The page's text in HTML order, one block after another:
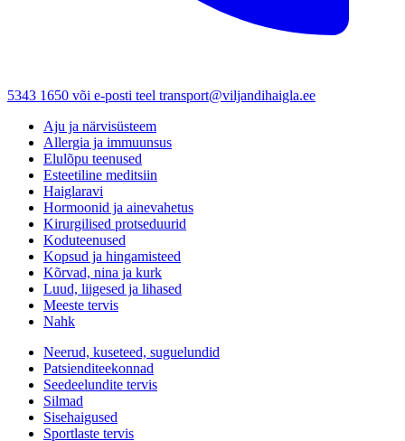
5343 1650 või e-posti teel transport@viljandihaigla.ee
Aju ja närvisüsteem
Allergia ja immuunsus
Elulõpu teenused
Esteetiline meditsiin
Haiglaravi
Hormoonid ja ainevahetus
Kirurgilised protseduurid
Koduteenused
Kopsud ja hingamisteed
Kõrvad, nina ja kurk
Luud, liigesed ja lihased
Meeste tervis
Nahk
Neerud, kuseteed, suguelundid
Patsienditeekonnad
Seedeelundite tervis
Silmad
Sisehaigused
Sportlaste tervis